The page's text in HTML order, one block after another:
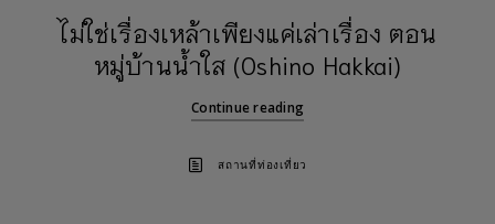
ไม่ใช่เรื่องเหล้าเพียงแค่เล่าเรื่อง ตอน
หมู่บ้านน้ำใส (Oshino Hakkai)
Continue reading
สถานที่ท่องเที่ยว